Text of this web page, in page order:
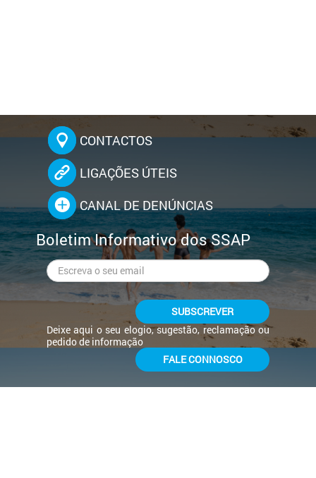
CONTACTOS
LIGAÇÕES ÚTEIS
CANAL DE DENÚNCIAS
Boletim Informativo dos SSAP
SUBSCREVER
Deixe aqui o seu elogio, sugestão, reclamação ou
pedido de informação
FALE CONNOSCO